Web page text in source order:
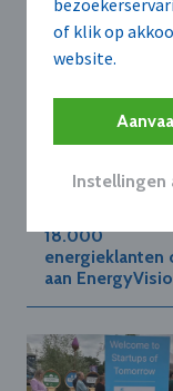
of klik op
website.
Instellingen
ENERGYVISION N.V.
18.000
energieklanten
aan